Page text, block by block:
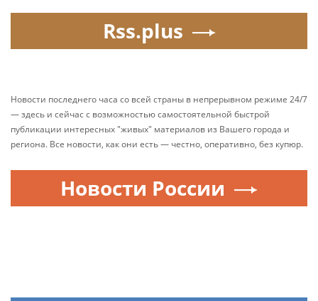
Rss.plus
Новости последнего часа со всей страны в непрерывном режиме 24/7
— здесь и сейчас с возможностью самостоятельной быстрой
публикации интересных "живых" материалов из Вашего города и
региона. Все новости, как они есть — честно, оперативно, без купюр.
Новости России